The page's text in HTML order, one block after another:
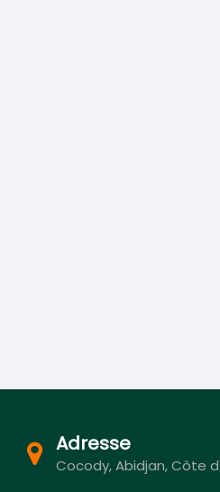
Adresse
Cocody, Abidjan, Côte